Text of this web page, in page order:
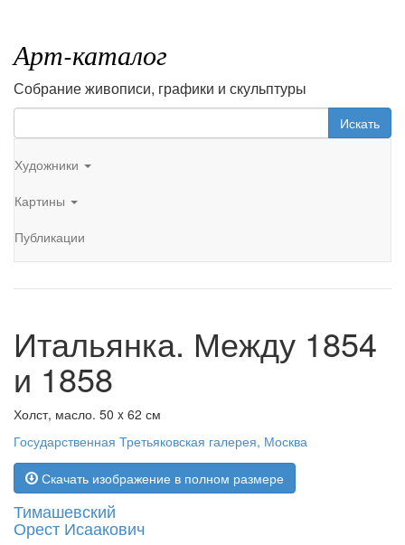
Арт-каталог
Собрание живописи, графики и скульптуры
Искать
Художники
Картины
Публикации
Итальянка. Между 1854
и 1858
Холст, масло. 50 x 62 см
Государственная Третьяковская галерея, Москва
Скачать изображение в полном размере
Тимашевский
Орест Исаакович